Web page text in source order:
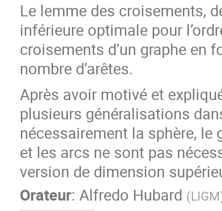
Le lemme des croisements,
inférieure optimale pour
croisements d’un graphe en
nombre d’arêtes.
Après avoir motivé et
plusieurs généralisations
nécessairement la sphère, le
et les arcs ne sont pas
version de dimension
Orateur: Alfredo Hubard (LIGM